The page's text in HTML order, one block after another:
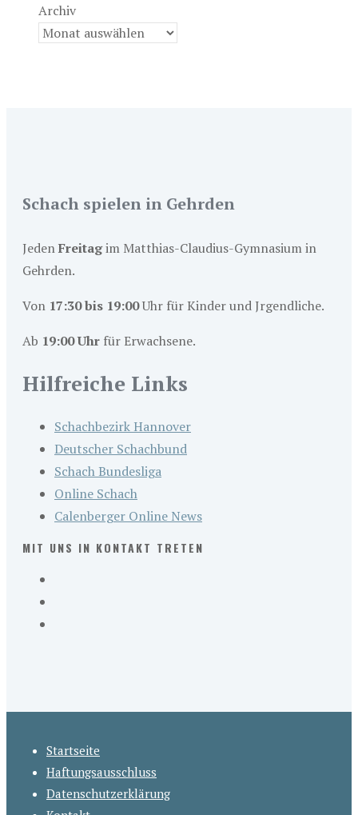
Archiv
Schach spielen in Gehrden
JedenFreitagim Matthias-Claudius-Gymnasium in
Gehrden.
Von 17:30 bis 19:00Uhr für Kinder und Jrgendliche.
Ab 19:00 Uhr für Erwachsene.
Hilfreiche Links
Schachbezirk Hannover
Deutscher Schachbund
Schach Bundesliga
Online Schach
Calenberger Online News
MIT UNS IN KONTAKT TRETEN
Startseite
Haftungsausschluss
Datenschutzerklärung